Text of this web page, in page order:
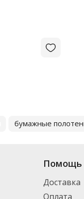
бумажные
Помощь
Доставка
Оплата